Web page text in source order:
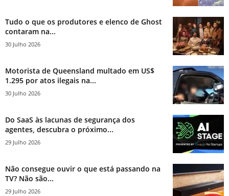
Tudo o que os produtores e elenco de Ghost
contaram na...
30 Julho 2026
Motorista de Queensland multado em US$
1.295 por atos ilegais na...
30 Julho 2026
Do SaaS às lacunas de segurança dos
agentes, descubra o próximo...
29 Julho 2026
Não consegue ouvir o que está passando na
TV? Não são...
29 Julho 2026